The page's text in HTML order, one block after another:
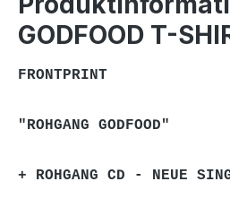
GODFOOD T-
FRONTPRINT
"ROHGANG GODFOOD"
+ ROHGANG CD - NEUE